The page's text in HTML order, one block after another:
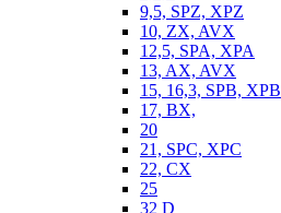
9,5, SPZ, XPZ
10, ZX, AVX
12,5, SPA, XPA
13, AX, AVX
15, 16,3, SPB, XPB
17, BX,
20
21, SPC, XPC
22, CX
25
32 D